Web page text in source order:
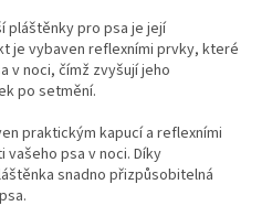
pláštěnky pro psa je její
je vybaven reflexními prvky, které
v noci, čímž zvyšují jeho
po setmění.
praktickým kapucí a reflexními
psa v noci. Díky
snadno přizpůsobitelná